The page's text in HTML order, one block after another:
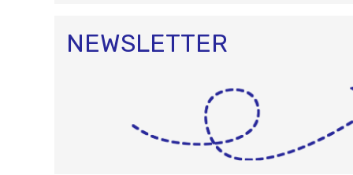
NEWSLETTER